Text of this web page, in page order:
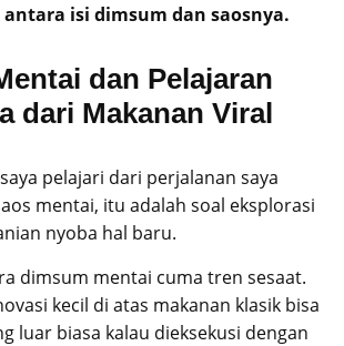
isi dimsum dan saosnya.
dan Pelajaran
dari Makanan Viral
pelajari dari perjalanan saya
mentai, itu adalah soal eksplorasi
nyoba hal baru.
dimsum mentai cuma tren sesaat.
kecil di atas makanan klasik bisa
luar biasa kalau dieksekusi dengan